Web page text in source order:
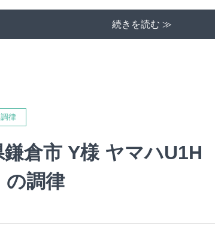
続きを読む ≫
律
倉市 Y様 ヤマハU1H
の調律